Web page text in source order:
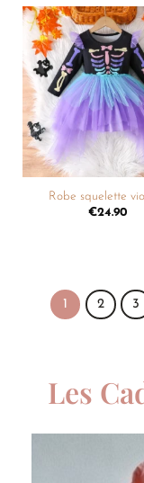
Robe squelette
€24.90
1 2 3
Les